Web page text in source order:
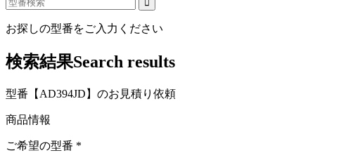
お探しの型番をご入力ください
検索結果Search results
型番【AD394JD】のお見積り依頼
商品情報
ご希望の型番 *